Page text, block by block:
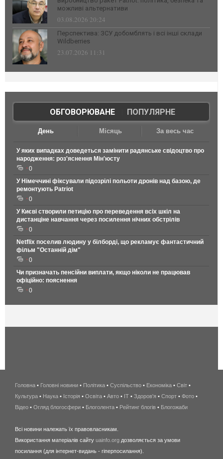
можливі альтернативи
03.08.2026 20:24
Перспектива: ЗСУ добомблять і всі інші склади
Wildberries
23.07.2026 11:31
ОБГОВОРЮВАНЕ| ПОПУЛЯРНЕ
День Місяць За весь час
У яких випадках доведеться замінити радянське свідоцтво про
народження: роз'яснення Мін'юсту
0
У Німеччині фіксували підозрілі польоти дронів над базою, де
ремонтують Patriot
0
У Києві створили петицію про переведення всіх шкіл на
дистанціне навчання через посилення нічних обстрілів
0
Netflix поселив людину у білборді, що рекламує фантастичний
фільм "Останній дім"
0
Чи призначать пенсійни виплати, якщо ніколи не працював
офіційно: пояснення
0
беспроводной
интернет
киев
wimax
Головна • Головні новини • Політика • Суспільство • Економіка • Світ •
Культура • Наука • Історія • Освіта • Авто • IT • Здоров'я • Спорт • Фото •
Відео • Огляд блогосфери • Блоголента • Рейтинг блогів • Блогожаби
Всі новини належать їх правовласникам.
Використання матеріалів сайту uainfo.org дозволяється за умови
посилання (для інтернет-видань - гіперпосилання).